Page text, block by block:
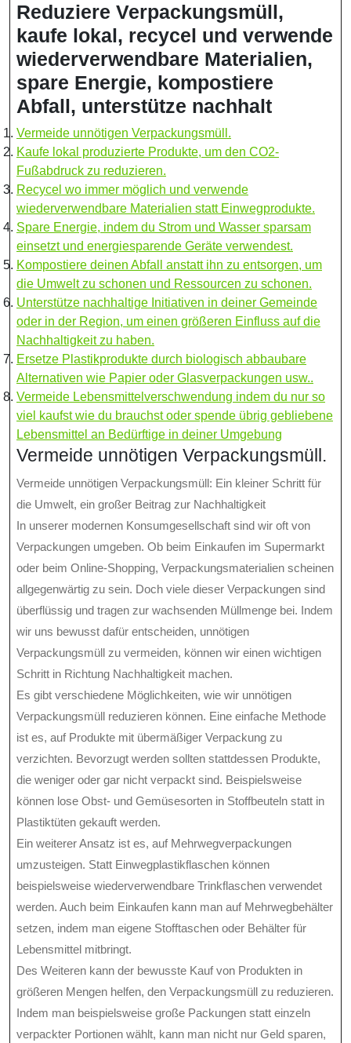
Reduziere Verpackungsmüll,
kaufe lokal, recycel und verwende
wiederverwendbare Materialien,
spare Energie, kompostiere
Abfall, unterstütze nachhalt
Vermeide unnötigen Verpackungsmüll.
Kaufe lokal produzierte Produkte, um den CO2-
Fußabdruck zu reduzieren.
Recycel wo immer möglich und verwende
wiederverwendbare Materialien statt Einwegprodukte.
Spare Energie, indem du Strom und Wasser sparsam
einsetzt und energiesparende Geräte verwendest.
Kompostiere deinen Abfall anstatt ihn zu entsorgen, um
die Umwelt zu schonen und Ressourcen zu schonen.
Unterstütze nachhaltige Initiativen in deiner Gemeinde
oder in der Region, um einen größeren Einfluss auf die
Nachhaltigkeit zu haben.
Ersetze Plastikprodukte durch biologisch abbaubare
Alternativen wie Papier oder Glasverpackungen usw..
Vermeide Lebensmittelverschwendung indem du nur so
viel kaufst wie du brauchst oder spende übrig gebliebene
Lebensmittel an Bedürftige in deiner Umgebung
Vermeide unnötigen Verpackungsmüll.
Vermeide unnötigen Verpackungsmüll: Ein kleiner Schritt für
die Umwelt, ein großer Beitrag zur Nachhaltigkeit
In unserer modernen Konsumgesellschaft sind wir oft von
Verpackungen umgeben. Ob beim Einkaufen im Supermarkt
oder beim Online-Shopping, Verpackungsmaterialien scheinen
allgegenwärtig zu sein. Doch viele dieser Verpackungen sind
überflüssig und tragen zur wachsenden Müllmenge bei. Indem
wir uns bewusst dafür entscheiden, unnötigen
Verpackungsmüll zu vermeiden, können wir einen wichtigen
Schritt in Richtung Nachhaltigkeit machen.
Es gibt verschiedene Möglichkeiten, wie wir unnötigen
Verpackungsmüll reduzieren können. Eine einfache Methode
ist es, auf Produkte mit übermäßiger Verpackung zu
verzichten. Bevorzugt werden sollten stattdessen Produkte,
die weniger oder gar nicht verpackt sind. Beispielsweise
können lose Obst- und Gemüsesorten in Stoffbeuteln statt in
Plastiktüten gekauft werden.
Ein weiterer Ansatz ist es, auf Mehrwegverpackungen
umzusteigen. Statt Einwegplastikflaschen können
beispielsweise wiederverwendbare Trinkflaschen verwendet
werden. Auch beim Einkaufen kann man auf Mehrwegbehälter
setzen, indem man eigene Stofftaschen oder Behälter für
Lebensmittel mitbringt.
Des Weiteren kann der bewusste Kauf von Produkten in
größeren Mengen helfen, den Verpackungsmüll zu reduzieren.
Indem man beispielsweise große Packungen statt einzeln
verpackter Portionen wählt, kann man nicht nur Geld sparen,